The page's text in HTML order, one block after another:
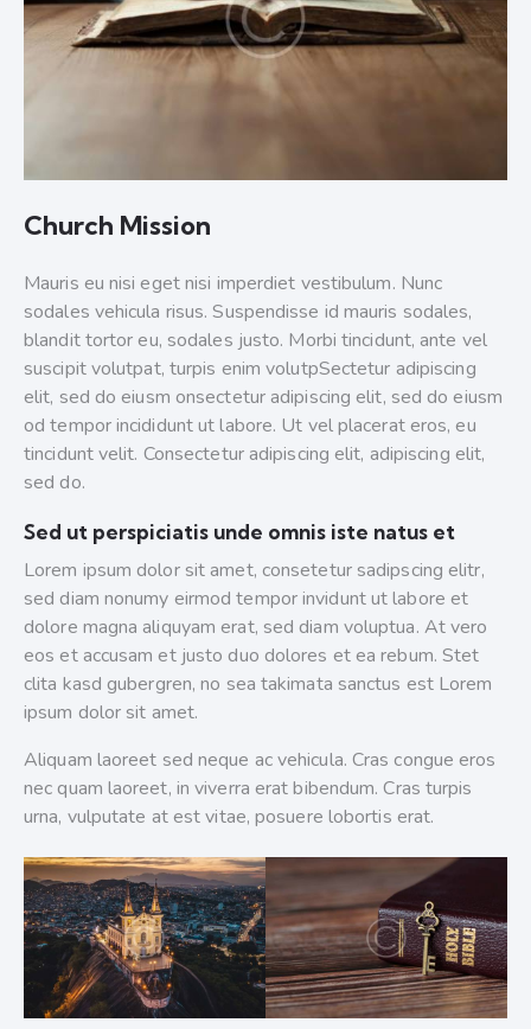
Church Mission
Mauris eu nisi eget nisi imperdiet vestibulum. Nunc
sodales vehicula risus. Suspendisse id mauris sodales,
blandit tortor eu, sodales justo. Morbi tincidunt, ante vel
suscipit volutpat, turpis enim volutpSectetur adipiscing
elit, sed do eiusm onsectetur adipiscing elit, sed do eiusm
od tempor incididunt ut labore. Ut vel placerat eros, eu
tincidunt velit. Consectetur adipiscing elit, adipiscing elit,
sed do.
Sed ut perspiciatis unde omnis iste natus et
Lorem ipsum dolor sit amet, consetetur sadipscing elitr,
sed diam nonumy eirmod tempor invidunt ut labore et
dolore magna aliquyam erat, sed diam voluptua. At vero
eos et accusam et justo duo dolores et ea rebum. Stet
clita kasd gubergren, no sea takimata sanctus est Lorem
ipsum dolor sit amet.
Aliquam laoreet sed neque ac vehicula. Cras congue eros
nec quam laoreet, in viverra erat bibendum. Cras turpis
urna, vulputate at est vitae, posuere lobortis erat.